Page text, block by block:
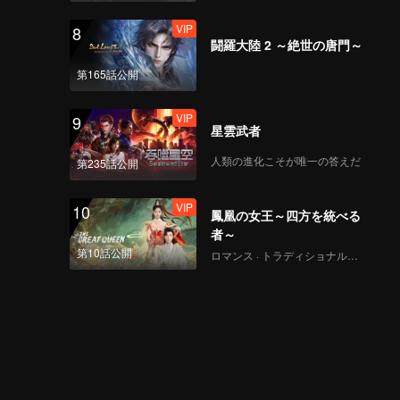
8
第165話公開
VIP
闘羅大陸 2 ～絶世の唐門～
9
第235話公開
VIP
星雲武者
人類の進化こそが唯一の答えだ
10
第10話公開
VIP
鳳凰の女王～四方を統べる
者～
ロマンス · トラディショナル・コスチューム · ファンタジー